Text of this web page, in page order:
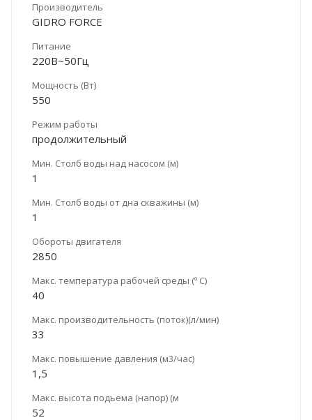
Производитель
GIDRO FORCE
Питание
220В~50Гц
Мощность (Вт)
550
Режим работы
продолжительный
Мин. Столб воды над насосом (м)
1
Мин. Столб воды от дна скважины (м)
1
Обороты двигателя
2850
Макс. температура рабочей среды (º С)
40
Макс. производительность (поток)(л/мин)
33
Макс. повышение давления (м3/час)
1,5
Макс. высота подьема (напор) (м
52